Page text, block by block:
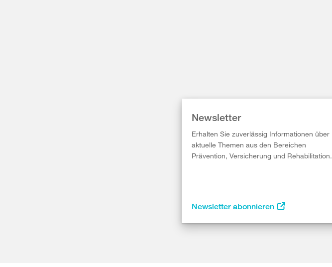
Newsletter
Erhalten Sie zuverlässig Informationen über
aktuelle Themen aus den Bereichen
Prävention, Versicherung und Rehabilitation.
Newsletter abonnieren